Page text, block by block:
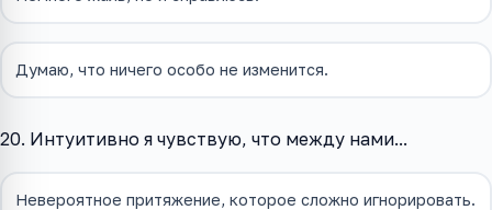
Думаю, что ничего особо не изменится.
20. Интуитивно я чувствую, что между нами...
Невероятное притяжение, которое сложно игнорировать.